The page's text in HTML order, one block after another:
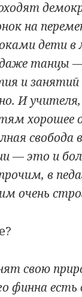
на
дети в
танцы
и занятий
И
хорошее
свобода
— это и
в
очень
свою
финна есть